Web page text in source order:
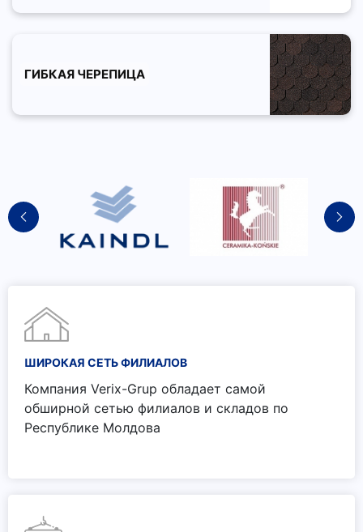
ГИБКАЯ ЧЕРЕПИЦА
ШИРОКАЯ СЕТЬ ФИЛИАЛОВ
Компания Verix-Grup обладает самой
обширной сетью филиалов и складов по
Республике Молдова